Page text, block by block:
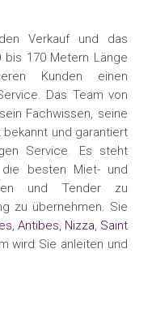
Verkauf und das
bis 170 Metern Länge
Kunden einen
Das Team von
Fachwissen, seine
und garantiert
Service. Es steht
besten Miet- und
und Tender zu
zu übernehmen. Sie
, Antibes, Nizza, Saint
wird Sie anleiten und